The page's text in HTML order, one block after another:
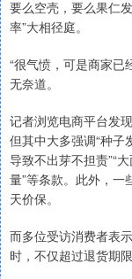
要么空壳，要么果仁
率”大相径庭。
“很气愤，可是商家已
无奈道。
记者浏览电商平台发
但其中大多强调“种
导致不出芽不担责”“
量”等条款。此外，一
天价保。
而多位受访消费者表
时，不仅超过退货期